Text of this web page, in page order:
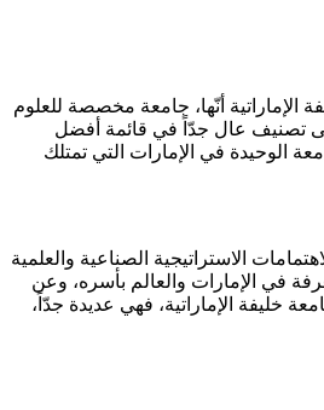
أنّها، جامعة مخصصة للعلوم
تصنيف عال جدّاً في قائمة أفضل
الوحيدة في الإمارات التي تمتلك
الاستراتيجية الصناعية والعلمية
في الإمارات والعالم بأسره، وعن
خليفة الإماراتية، فهي عديدة جدّاً،